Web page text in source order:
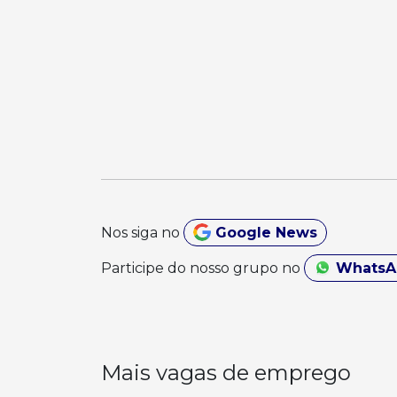
Nos siga no Google News
Participe do nosso grupo no
Mais vagas de emprego